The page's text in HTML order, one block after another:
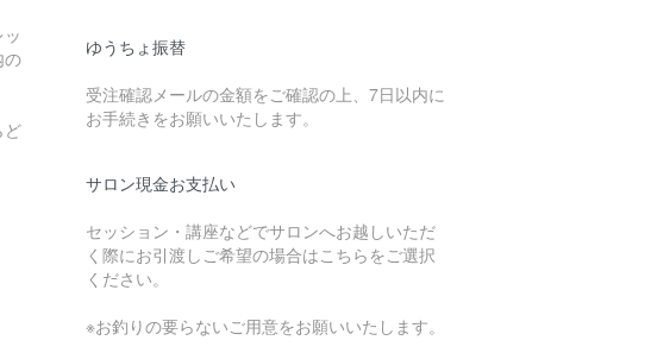
の
ど
ゆうちょ振替
受注確認メールの金額をご確認の上、7日以内に
お手続きをお願いいたします。
サロン現金お支払い
セッション・講座などでサロンへお越しいただ
く際にお引渡しご希望の場合はこちらをご選択
ください。
※お釣りの要らないご用意をお願いいたします。